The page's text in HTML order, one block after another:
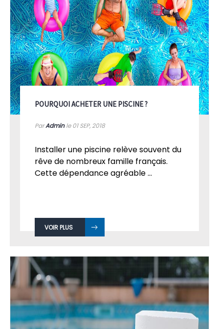
POURQUOI ACHETER UNE PISCINE ?
ParAdminle 01SEP, 2018
Installer une piscine relève souvent du
rêve de nombreux famille français.
Cette dépendance agréable ...
VOIR PLUS